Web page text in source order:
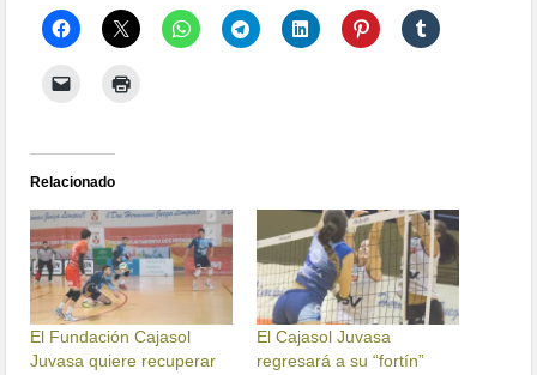
Relacionado
El Fundación Cajasol
Juvasa quiere recuperar
El Cajasol Juvasa
regresará a su “fortín”